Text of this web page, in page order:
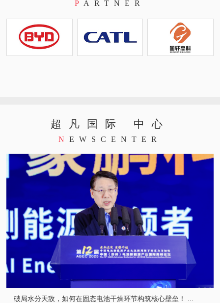
P ARTNER
超凡国际 中心
N EWSCENTER
破局水分天敌，如何在固态电池干燥环节构筑核心壁垒！ ...